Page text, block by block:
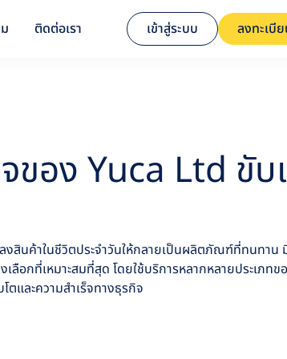
ติดต่อเรา เข้าสู่ระบบ ลงทะเบี
ของ Yuca Ltd ขับ
นค้าในชีวิตประจำวันให้กลายเป็นผลิตภัณฑ์ที่ทนทาน
อกที่เหมาะสมที่สุด โดยใช้บริการหลากหลายประเภท
ตและความสำเร็จทางธุรกิจ